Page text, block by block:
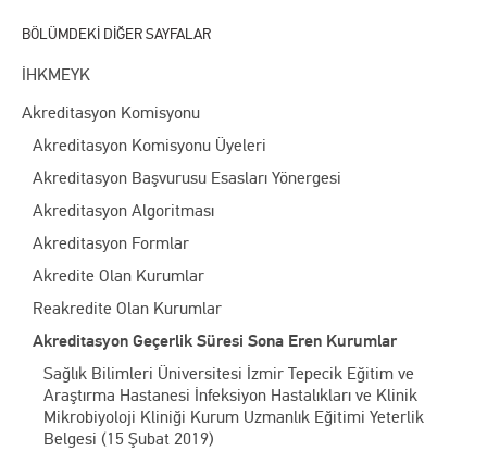
İHKMEYK
Akreditasyon Komisyonu
Akreditasyon Komisyonu Üyeleri
Akreditasyon Başvurusu Esasları Yönergesi
Akreditasyon Algoritması
Akreditasyon Formlar
Akredite Olan Kurumlar
Reakredite Olan Kurumlar
Akreditasyon Geçerlik Süresi Sona Eren Kurumlar
Sağlık Bilimleri Üniversitesi İzmir Tepecik Eğitim ve
Araştırma Hastanesi İnfeksiyon Hastalıkları ve Klinik
Mikrobiyoloji Kliniği Kurum Uzmanlık Eğitimi Yeterlik
Belgesi (15 Şubat 2019)